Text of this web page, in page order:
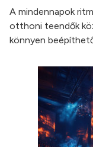
A mindennapok
otthoni teendők
könnyen